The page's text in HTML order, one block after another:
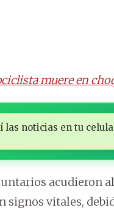
muere en
las noticias en tu
acudieron
signos vitales,